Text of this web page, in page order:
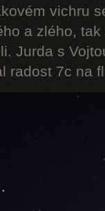
vichru
a zlého,
Jurda s
radost 7c na